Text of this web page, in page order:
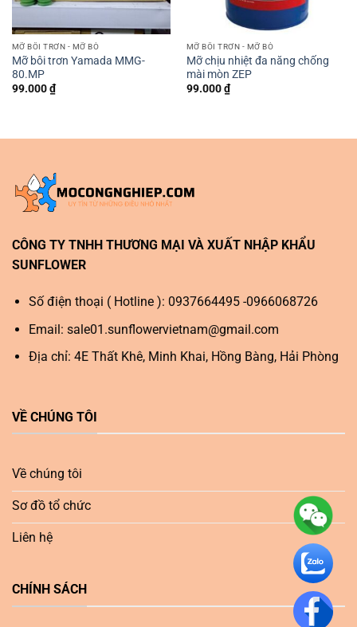
MỠ BÔI TRƠN - MỠ BÒ
Mỡ bôi trơn Yamada MMG-
80.MP
99.000₫
MỠ BÔI TRƠN - MỠ BÒ
Mỡ chịu nhiệt đa năng chống
mài mòn ZEP
99.000₫
CÔNG TY TNHH THƯƠNG MẠI VÀ XUẤT NHẬP KHẨU
SUNFLOWER
Số điện thoại ( Hotline ): 0937664495 -0966068726
Email: sale01.sunflowervietnam@gmail.com
Địa chỉ: 4E Thất Khê, Minh Khai, Hồng Bàng, Hải Phòng
VỀ CHÚNG TÔI
Về chúng tôi
Sơ đồ tổ chức
Liên hệ
CHÍNH SÁCH